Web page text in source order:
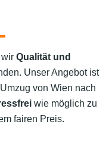
Qualität und
Unser Angebot ist
von Wien nach
wie möglich zu
fairen Preis.